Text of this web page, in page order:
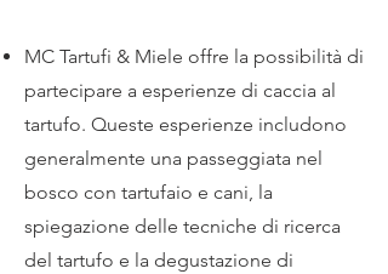
MC Tartufi & Miele offre la possibilità di
partecipare a esperienze di caccia al
tartufo. Queste esperienze includono
generalmente una passeggiata nel
bosco con tartufaio e cani, la
spiegazione delle tecniche di ricerca
del tartufo e la degustazione di